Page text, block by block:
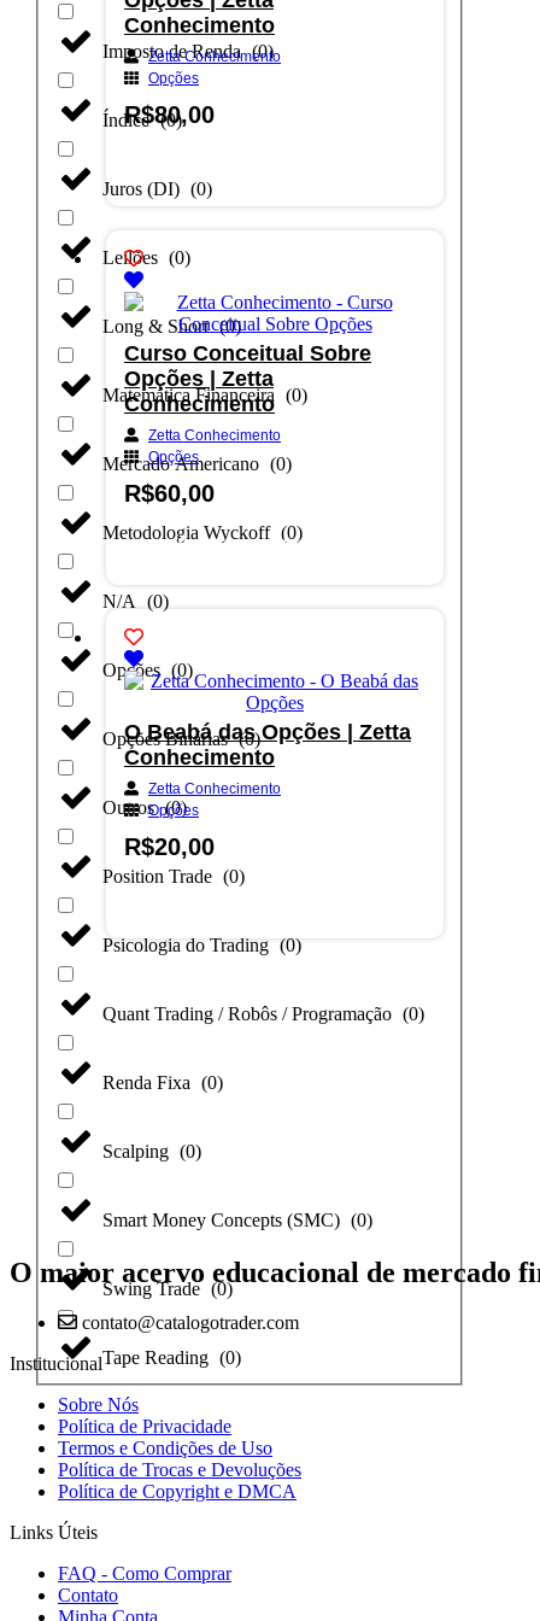
Imposto de Renda (0)
Índice (0)
Juros (DI) (0)
Leilões (0)
Long & Short (0)
Matemática Financeira (0)
Mercado Americano (0)
Metodologia Wyckoff (0)
N/A (0)
Opções (0)
Opções Binárias (0)
Outros (0)
Position Trade (0)
Psicologia do Trading (0)
Quant Trading / Robôs / Programação (0)
Renda Fixa (0)
Scalping (0)
Smart Money Concepts (SMC) (0)
Swing Trade (0)
Tape Reading (0)
Conhecimento
Zetta Conhecimento
Opções
R$80,00
Curso Conceitual Sobre
Opções | Zetta
Conhecimento
Zetta Conhecimento
Opções
R$60,00
Adicionar ao carrinho
O Beabá das Opções | Zetta
Conhecimento
Zetta Conhecimento
Opções
R$20,00
O maior acervo educacional de mercado
contato@catalogotrader.com
Institucional
Sobre Nós
Política de Privacidade
Termos e Condições de Uso
Política de Trocas e Devoluções
Política de Copyright e DMCA
Links Úteis
FAQ - Como Comprar
Contato